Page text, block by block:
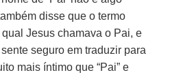
disse que o termo
qual Jesus chamava o Pai, e
sente seguro em traduzir para
mais íntimo que “Pai” e